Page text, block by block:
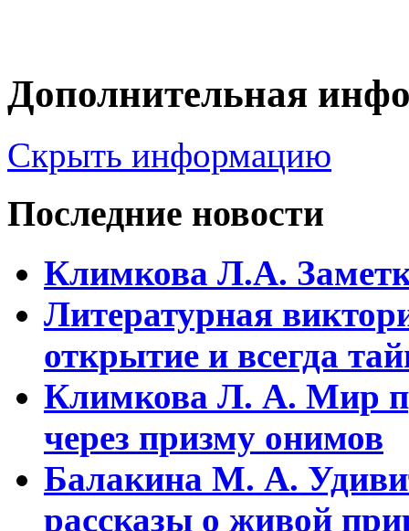
Дополнительная
Скрыть информацию
Последние новости
Климкова Л.А.
Литературная
открытие и всегда
Климкова Л. А. Мир
через призму онимов
Балакина М. А.
рассказы о живой